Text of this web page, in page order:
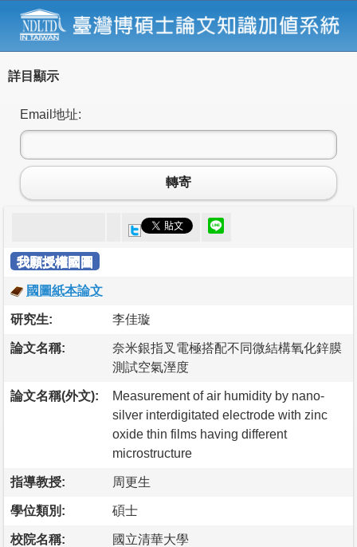
詳目顯示
Email地址:
轉寄
我願授權國圖
國圖紙本論文
研究生: 李佳璇
論文名稱:
奈米銀指叉電極搭配不同微結構氧化鋅膜
測試空氣溼度
論文名稱(外文):
Measurement of air humidity by nano-
silver interdigitated electrode with zinc
oxide thin films having different
microstructure
指導教授: 周更生
學位類別: 碩士
校院名稱: 國立清華大學